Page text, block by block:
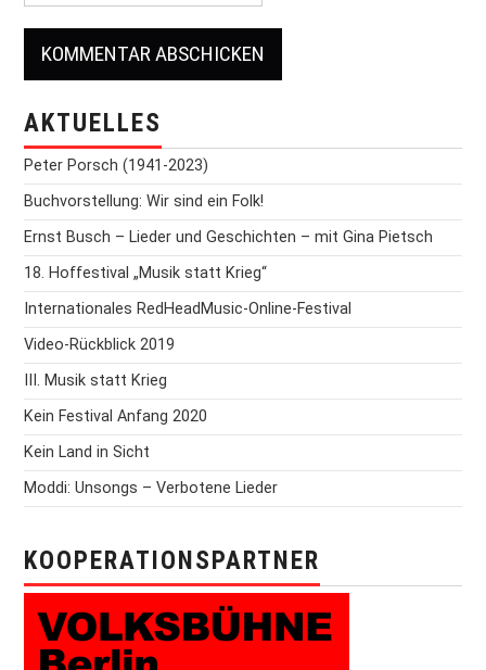
AKTUELLES
Peter Porsch (1941-2023)
Buchvorstellung: Wir sind ein Folk!
Ernst Busch – Lieder und Geschichten – mit Gina Pietsch
18. Hoffestival „Musik statt Krieg“
Internationales RedHeadMusic-Online-Festival
Video-Rückblick 2019
III. Musik statt Krieg
Kein Festival Anfang 2020
Kein Land in Sicht
Moddi: Unsongs – Verbotene Lieder
KOOPERATIONSPARTNER